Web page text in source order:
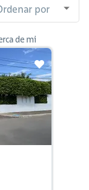
por
de mi